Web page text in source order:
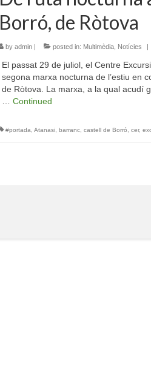
Borró, de Ròtova
by admin| posted in: Multimèdia, Notícies |
El passat 29 de juliol, el Centre
segona marxa nocturna de l’estiu en
de Ròtova. La marxa, a la qual acudí
Continued
#portada Atanasi, barranc, castell de Borró cer,